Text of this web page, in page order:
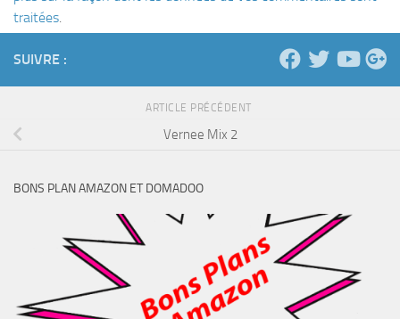
traitées.
SUIVRE :
ARTICLE PRÉCÉDENT
Vernee Mix 2
BONS PLAN AMAZON ET DOMADOO